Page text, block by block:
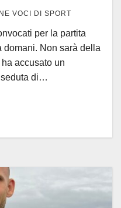
VOCI DI SPORT
per la partita
domani. Non sarà della
accusato un
seduta di…